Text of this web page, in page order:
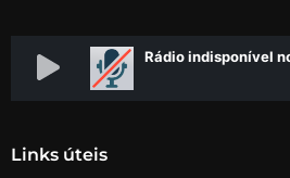
Links úteis